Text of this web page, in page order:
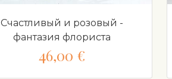
Счастливый и розовый -
фантазия флориста
46,00 €